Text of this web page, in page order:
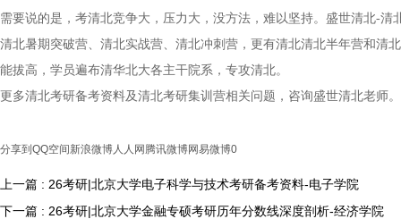
需要说的是，考清北竞争大，压力大，没方法，难以坚持。盛世清北-
清北暑期突破营、清北实战营、清北冲刺营，更有清北清北半年营和清
能拔高，学员遍布清华北大各主干院系，专攻清北。
更多清北考研备考资料及清北考研集训营相关问题，咨询盛世清北老师。
分享到 QQ空间 新浪微博人人网 腾讯微博网易微博0
上一篇 : 26考研|北京大学电子科学与技术考研备考资料-电子学院
下一篇 : 26考研|北京大学金融专硕考研历年分数线深度剖析-经济学院